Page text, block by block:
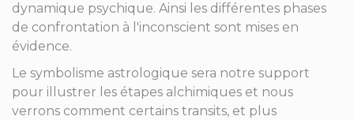
dynamique psychique. Ainsi les différentes phases
de confrontation à l'inconscient sont mises en
évidence.
Le symbolisme astrologique sera notre support
pour illustrer les étapes alchimiques et nous
verrons comment certains transits, et plus